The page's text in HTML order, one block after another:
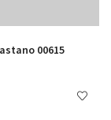
00615